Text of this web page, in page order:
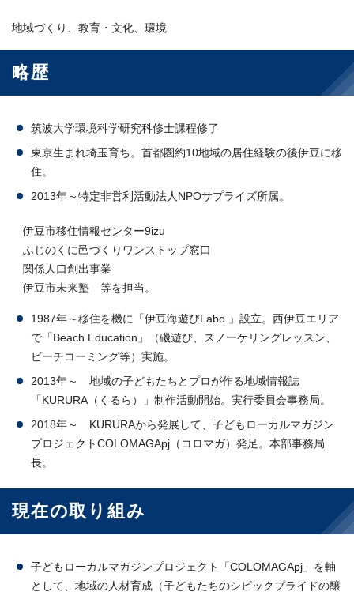
地域づくり、教育・文化、環境
略歴
筑波大学環境科学研究科修士課程修了
東京生まれ埼玉育ち。首都圏約10地域の居住経験の後伊豆に移
住。
2013年～特定非営利活動法人NPOサプライズ所属。
伊豆市移住情報センター9izu
ふじのくに邑づくりワンストップ窓口
関係人口創出事業
伊豆市未来塾 等を担当。
1987年～移住を機に「伊豆海遊びLabo.」設立。西伊豆エリア
で「Beach Education」（磯遊び、スノーケリングレッスン、
ビーチコーミング等）実施。
2013年～ 地域の子どもたちとプロが作る地域情報誌
「KURURA（くるら）」制作活動開始。実行委員会事務局。
2018年～ KURURAから発展して、子どもローカルマガジン
プロジェクトCOLOMAGApj（コロマガ）発足。本部事務局
長。
現在の取り組み
子どもローカルマガジンプロジェクト「COLOMAGApj」を軸
として、地域の人材育成（子どもたちのシビックプライドの醸